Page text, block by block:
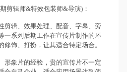
辑师&特效包装师&导演)：
辑、效果处理、配音、字皋、旁
一系列后期工作在宣传片制作的环
饰、打扮，让其适合特定场合。
象片的经验，贵的宣传片不一定